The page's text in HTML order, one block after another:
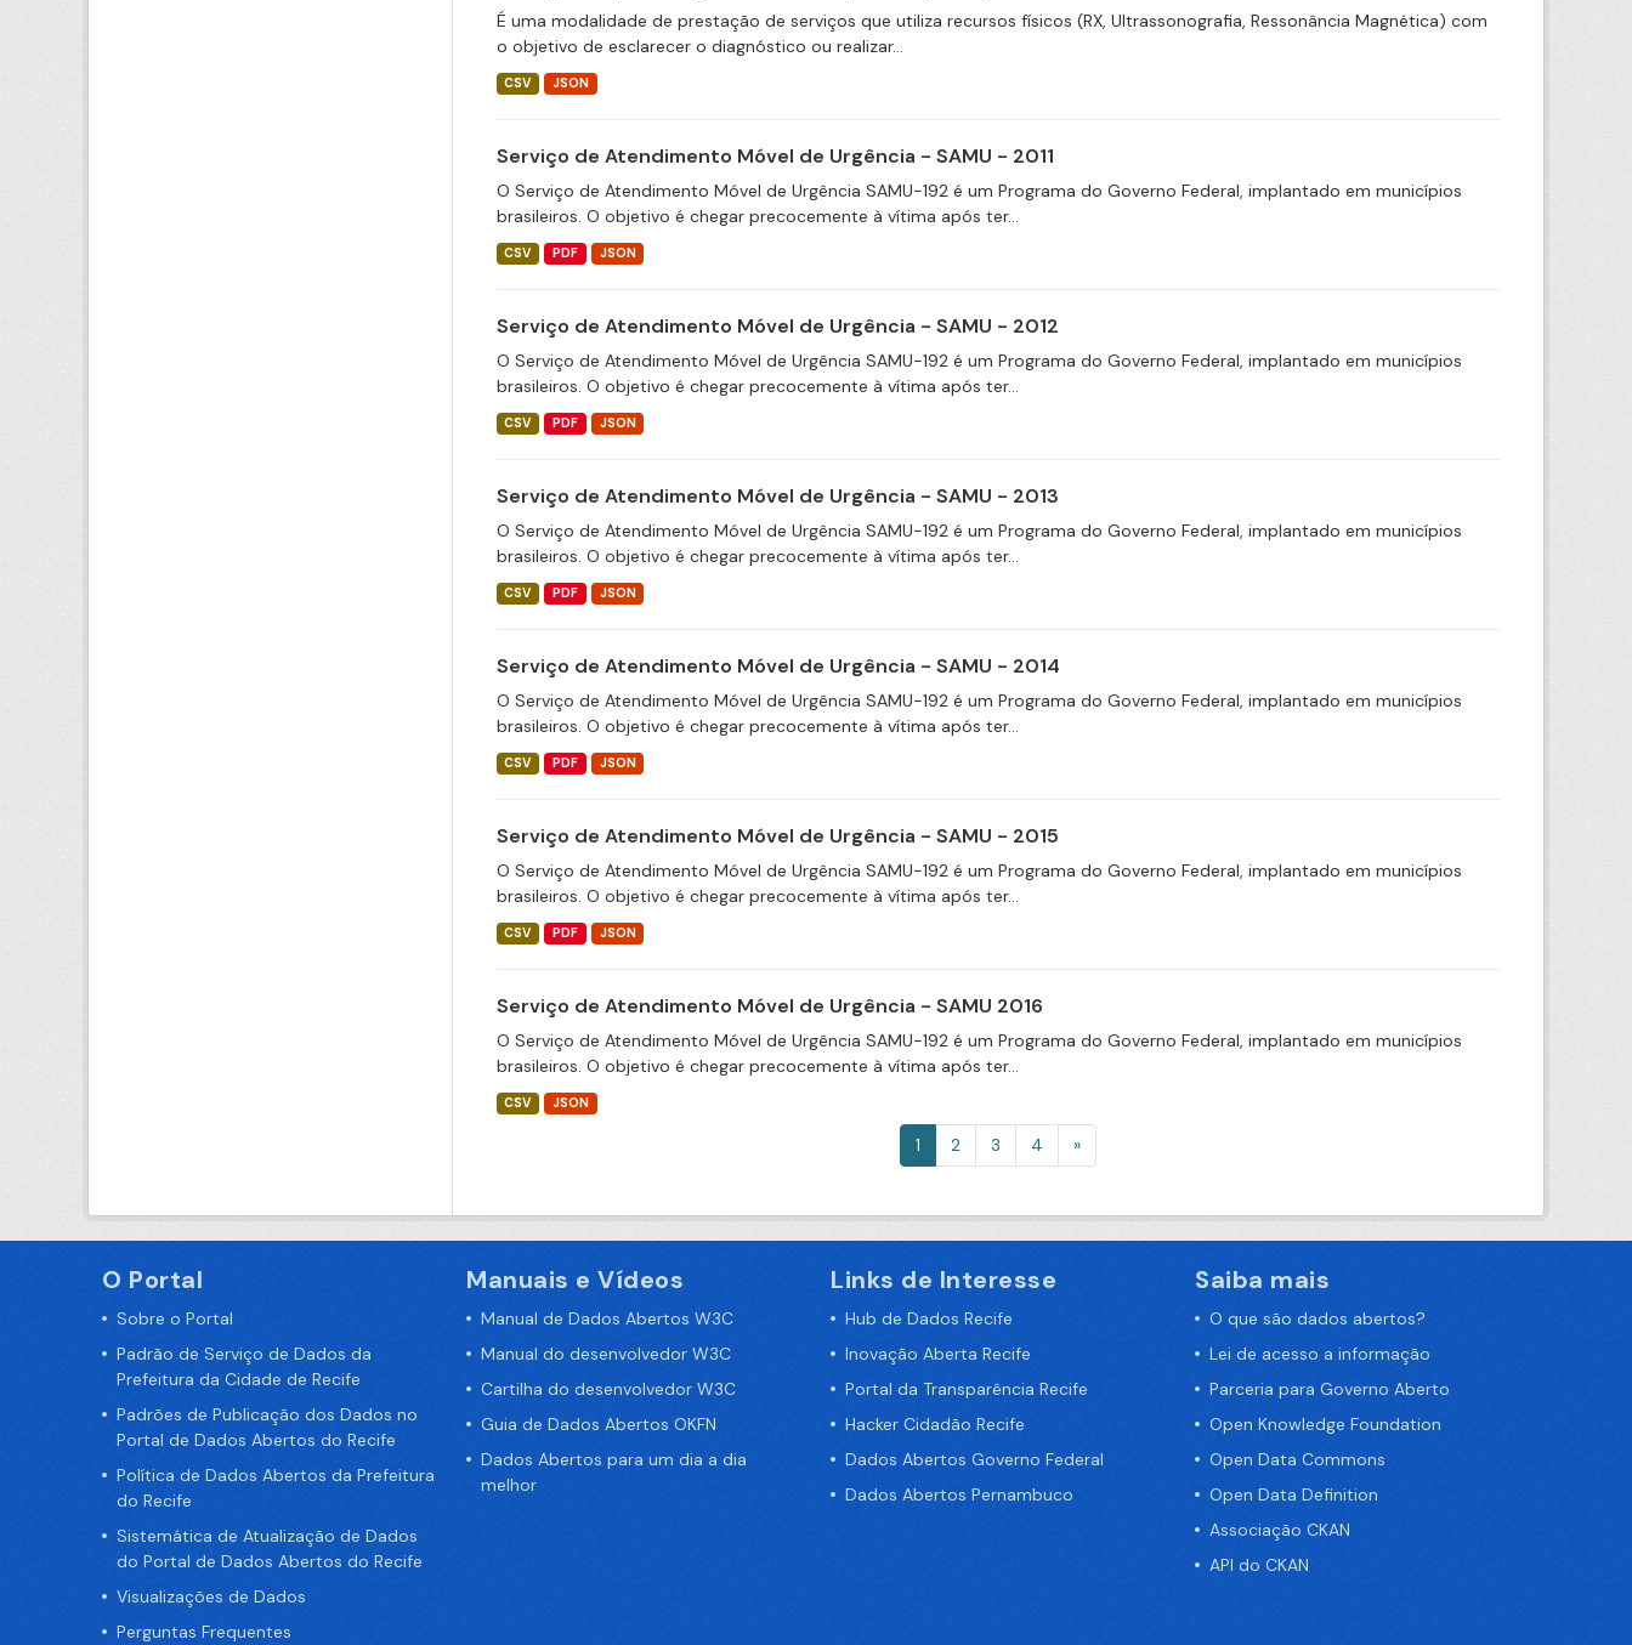
É uma modalidade de prestação de serviços que utiliza recursos físicos (RX, Ultrassonografia, Ressonância Magnética) com
o objetivo de esclarecer o diagnóstico ou realizar...
CSV JSON
Serviço de Atendimento Móvel de Urgência - SAMU - 2011
O Serviço de Atendimento Móvel de Urgência SAMU-192 é um Programa do Governo Federal, implantado em municípios
brasileiros. O objetivo é chegar precocemente à vítima após ter...
CSV PDF JSON
Serviço de Atendimento Móvel de Urgência - SAMU - 2012
O Serviço de Atendimento Móvel de Urgência SAMU-192 é um Programa do Governo Federal, implantado em municípios
brasileiros. O objetivo é chegar precocemente à vítima após ter...
CSV PDF JSON
Serviço de Atendimento Móvel de Urgência - SAMU - 2013
O Serviço de Atendimento Móvel de Urgência SAMU-192 é um Programa do Governo Federal, implantado em municípios
brasileiros. O objetivo é chegar precocemente à vítima após ter...
CSV PDF JSON
Serviço de Atendimento Móvel de Urgência - SAMU - 2014
O Serviço de Atendimento Móvel de Urgência SAMU-192 é um Programa do Governo Federal, implantado em municípios
brasileiros. O objetivo é chegar precocemente à vítima após ter...
CSV PDF JSON
Serviço de Atendimento Móvel de Urgência - SAMU - 2015
O Serviço de Atendimento Móvel de Urgência SAMU-192 é um Programa do Governo Federal, implantado em municípios
brasileiros. O objetivo é chegar precocemente à vítima após ter...
CSV PDF JSON
Serviço de Atendimento Móvel de Urgência - SAMU 2016
O Serviço de Atendimento Móvel de Urgência SAMU-192 é um Programa do Governo Federal, implantado em municípios
brasileiros. O objetivo é chegar precocemente à vítima após ter...
CSV JSON
1 2 3 4 »
O Portal
Sobre o Portal
Padrão de Serviço de Dados da
Prefeitura da Cidade de Recife
Padrões de Publicação dos Dados no
Portal de Dados Abertos do Recife
Política de Dados Abertos da Prefeitura
do Recife
Sistemática de Atualização de Dados
do Portal de Dados Abertos do Recife
Visualizações de Dados
Perguntas Frequentes
Manuais e Vídeos
Manual de Dados Abertos W3C
Manual do desenvolvedor W3C
Cartilha do desenvolvedor W3C
Guia de Dados Abertos OKFN
Dados Abertos para um dia a dia
melhor
Links de Interesse
Hub de Dados Recife
Inovação Aberta Recife
Portal da Transparência Recife
Hacker Cidadão Recife
Dados Abertos Governo Federal
Dados Abertos Pernambuco
Saiba mais
O que são dados abertos?
Lei de acesso a informação
Parceria para Governo Aberto
Open Knowledge Foundation
Open Data Commons
Open Data Definition
Associação CKAN
API do CKAN